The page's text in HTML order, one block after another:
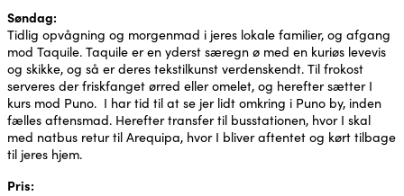
Søndag:
Tidlig opvågning og morgenmad i jeres lokale familier, og afgang
mod Taquile. Taquile er en yderst særegn ø med en kuriøs levevis
og skikke, og så er deres tekstilkunst verdenskendt. Til frokost
serveres der friskfanget ørred eller omelet, og herefter sætter I
kurs mod Puno. I har tid til at se jer lidt omkring i Puno by, inden
fælles aftensmad. Herefter transfer til busstationen, hvor I skal
med natbus retur til Arequipa, hvor I bliver aftentet og kørt tilbage
til jeres hjem.
Pris: